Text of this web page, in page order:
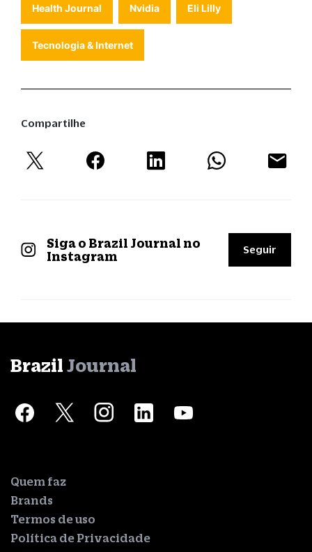
Health Journal Nvidia Eli Lilly
Tecnologia & Internet
Compartilhe
Siga o Brazil Journal no
Instagram
Seguir
Brazil Journal
Quem faz
Brands
Termos de uso
Política de Privacidade